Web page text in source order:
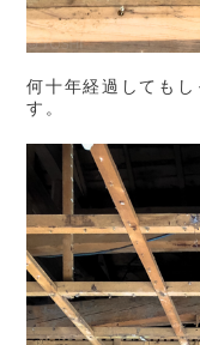
何十年経過しても
す。